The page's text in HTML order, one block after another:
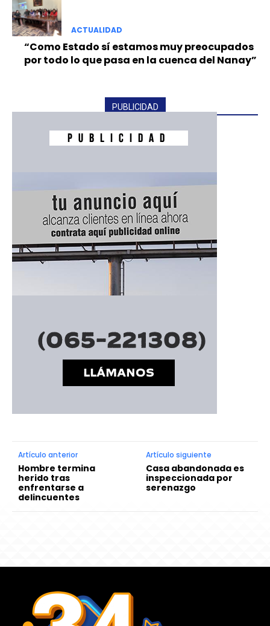
ACTUALIDAD
“Como Estado sí estamos muy preocupados
por todo lo que pasa en la cuenca del Nanay”
PUBLICIDAD
Artículo anterior
Hombre termina
herido tras
enfrentarse a
delincuentes
Artículo siguiente
Casa abandonada es
inspeccionada por
serenazgo